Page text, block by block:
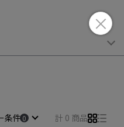
条件 計 0 商品